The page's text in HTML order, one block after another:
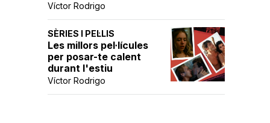
Víctor Rodrigo
SÈRIES I PEL·LIS
Les millors pel·lícules
per posar-te calent
durant l'estiu
Víctor Rodrigo